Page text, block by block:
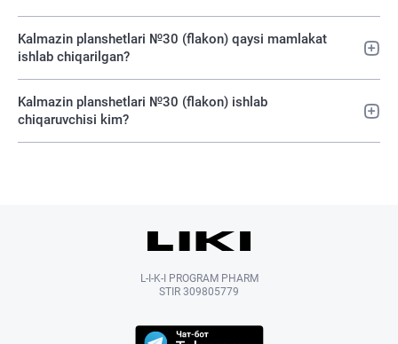
Kalmazin planshetlari №30 (flakon) qaysi mamlakat
ishlab chiqarilgan?
Kalmazin planshetlari №30 (flakon) ishlab
chiqaruvchisi kim?
L-I-K-I PROGRAM PHARM
STIR 309805779